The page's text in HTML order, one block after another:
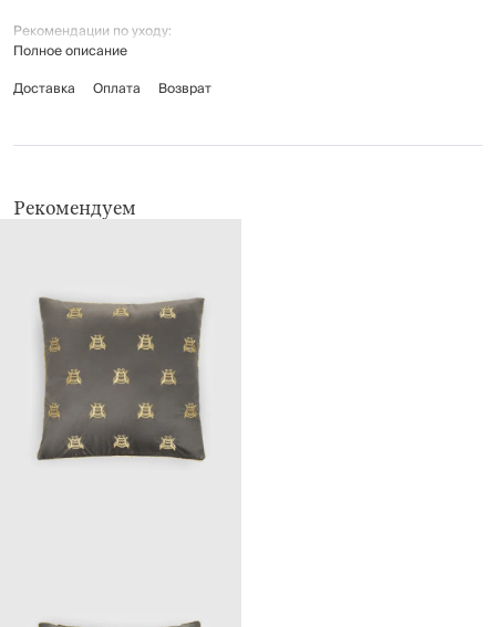
Рекомендации по уходу:
стирка при температуре до 30°C
не отбеливать
Полное описание
Доставка
Оплата Возврат
Рекомендуем